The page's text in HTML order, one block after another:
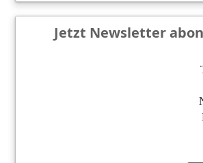
Jetzt Newsletter